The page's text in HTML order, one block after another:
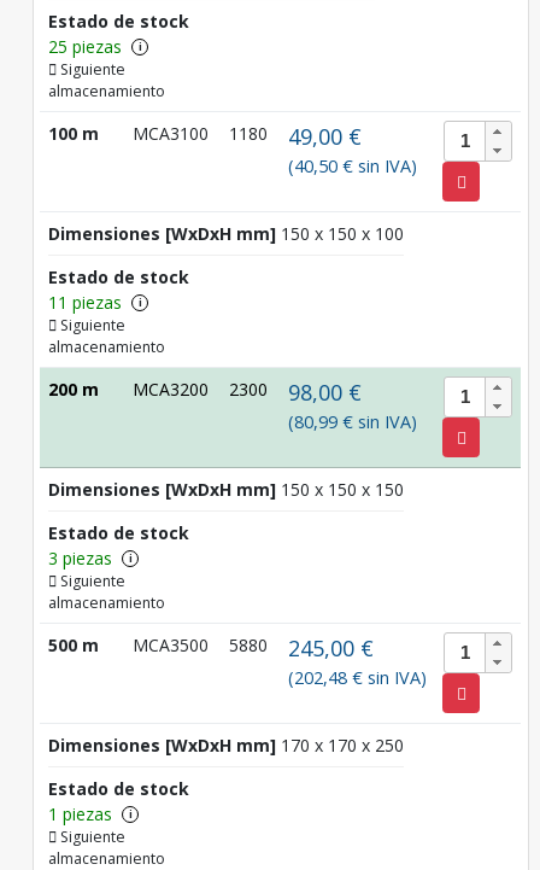
Estado de stock
25 piezas
i
Siguiente
almacenamiento
100 m MCA3100 1180 49,00 €
(40,50 € sin IVA)
Dimensiones [WxDxH mm] 150 x 150 x 100
Estado de stock
11 piezas
i
Siguiente
almacenamiento
200 m MCA3200 2300 98,00 €
(80,99 € sin IVA)
Dimensiones [WxDxH mm] 150 x 150 x 150
Estado de stock
3 piezas
i
Siguiente
almacenamiento
500 m MCA3500 5880 245,00 €
(202,48 € sin IVA)
Dimensiones [WxDxH mm] 170 x 170 x 250
Estado de stock
1 piezas
i
Siguiente
almacenamiento